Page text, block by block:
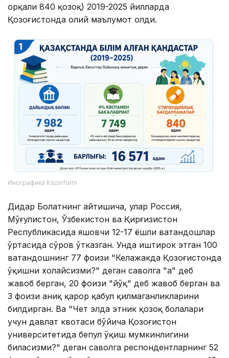
орқали 840 қозоқ) 2019-2025 йилларда
Қозоғистонда олий маълумот олди.
Инографика Kazinform
Дидар Болатнинг айтишича, улар Россия,
Мўғулистон, Ўзбекистон ва Қирғизистон
Республикасида яшовчи 12-17 ёшли ватандошлар
ўртасида сўров ўтказган. Унда иштирок этган 100
ватандошнинг 77 фоизи "Келажакда Қозоғистонда
ўқишни хоҳлайсизми?" деган саволга "ҳа" деб
жавоб берган, 20 фоизи "йўқ" деб жавоб берган ва
3 фоизи аниқ қарор қабул қилмаганликларини
билдирган. Ва "Чет элда этник қозоқ болалари
учун давлат квотаси бўйича Қозоғистон
университетида бепул ўқиш мумкинлигини
биласизми?" деган саволга респондентларнинг 52